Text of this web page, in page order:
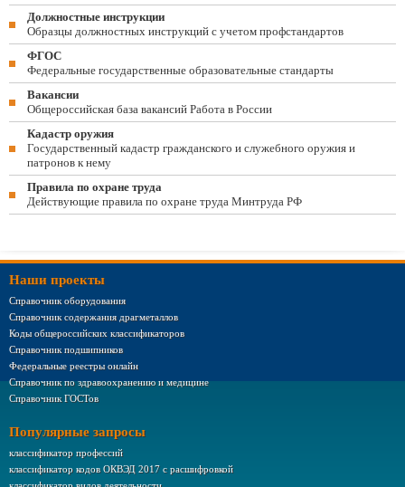
Должностные инструкции
Образцы должностных инструкций с учетом профстандартов
ФГОС
Федеральные государственные образовательные стандарты
Вакансии
Общероссийская база вакансий Работа в России
Кадастр оружия
Государственный кадастр гражданского и служебного оружия и
патронов к нему
Правила по охране труда
Действующие правила по охране труда Минтруда РФ
Наши проекты
Справочник оборудования
Справочник содержания драгметаллов
Коды общероссийских классификаторов
Справочник подшипников
Федеральные реестры онлайн
Справочник по здравоохранению и медицине
Справочник ГОСТов
Популярные запросы
классификатор профессий
классификатор кодов ОКВЭД 2017 с расшифровкой